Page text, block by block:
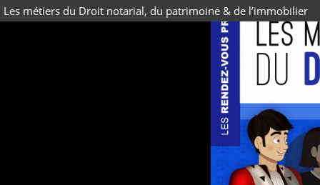
Les métiers du Droit notarial, du patrimoine & de l’immobilier